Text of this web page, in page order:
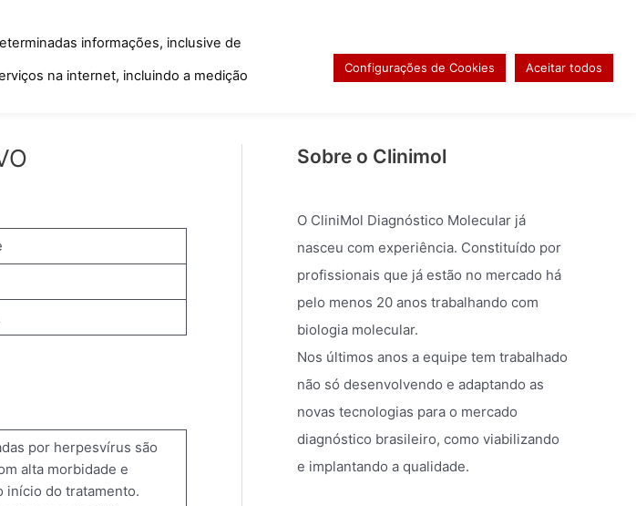
Somos Blog Contato
por herpesvírus são
alta morbidade e
início do tratamento.
Sobre o Clinimol
O CliniMol Diagnóstico Molecular já
nasceu com experiência. Constituído por
profissionais que já estão no mercado há
pelo menos 20 anos trabalhando com
biologia molecular.
Nos últimos anos a equipe tem trabalhado
não só desenvolvendo e adaptando as
novas tecnologias para o mercado
diagnóstico brasileiro, como viabilizando
e implantando a qualidade.
informações, inclusive de
na internet, incluindo a medição
Configurações de Cookies Aceitar todos